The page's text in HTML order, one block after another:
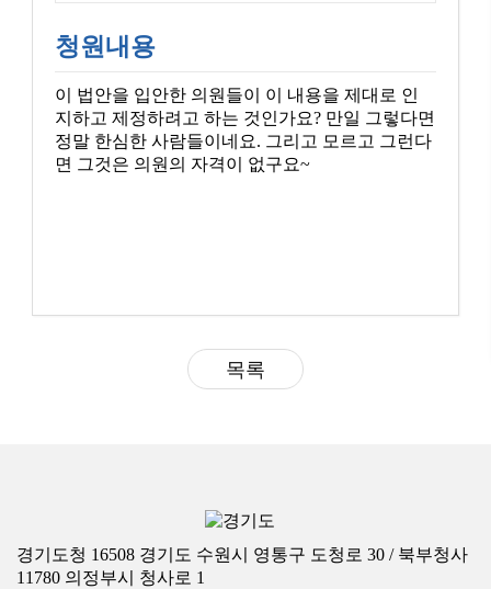
청원내용
이 법안을 입안한 의원들이 이 내용을 제대로 인
지하고 제정하려고 하는 것인가요? 만일 그렇다면
정말 한심한 사람들이네요. 그리고 모르고 그런다
면 그것은 의원의 자격이 없구요~
목록
경기도청 16508 경기도 수원시 영통구 도청로 30 / 북부청사
11780 의정부시 청사로 1